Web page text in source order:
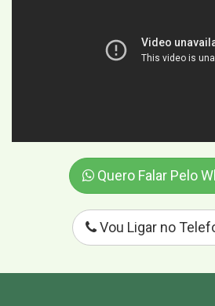
Quero Falar Pelo
Vou Ligar no